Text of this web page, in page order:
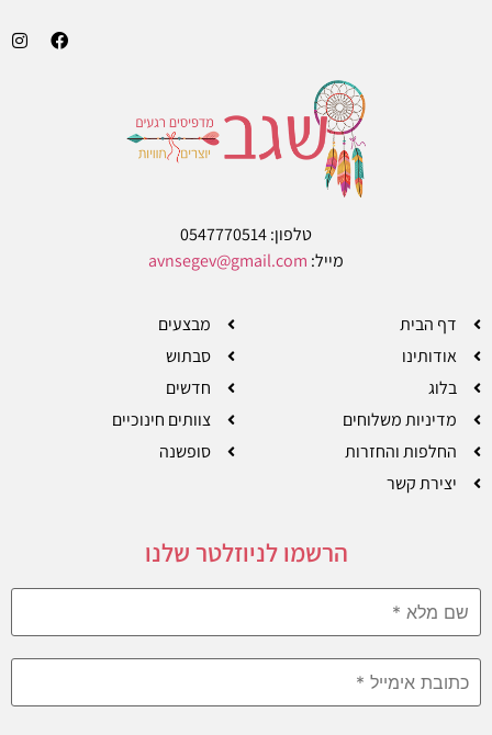
טלפון: 0547770514
מייל: avnsegev@gmail.com
דף הבית
אודותינו
בלוג
מדיניות משלוחים
החלפות והחזרות
יצירת קשר
מבצעים
סבתוש
חדשים
צוותים חינוכיים
סופשנה
הרשמו לניוזלטר שלנו